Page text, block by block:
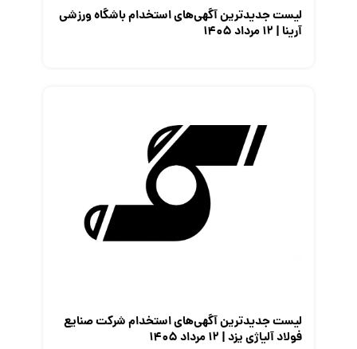
لیست جدیدترین آگهی‌های استخدام باشگاه ورزشی
آرینا | ۱۲ مرداد ۱۴۰۵
لیست جدیدترین آگهی‌های استخدام شرکت صنایع
فولاد آلیاژی یزد | ۱۲ مرداد ۱۴۰۵